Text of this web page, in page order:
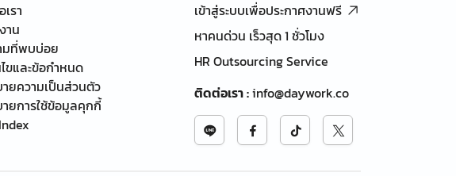
รา
าน
มที่พบบ่อย
ขและข้อกำหนด
ายความเป็นส่วนตัว
ายการใช้ข้อมูลคุกกี้
เข้าสู่ระบบเพื่อประกาศงานฟรี
หาคนด่วน เร็วสุด 1 ชั่วโมง
HR Outsourcing Service
ติดต่อเรา:info@daywork.co